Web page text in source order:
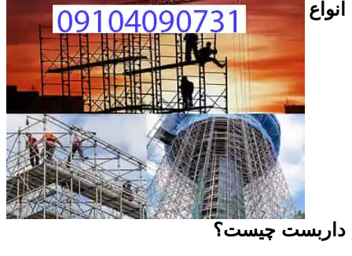
انواع
داربست چیست؟